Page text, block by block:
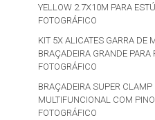
YELLOW 2.7X10M PARA
FOTOGRÁFICO
KIT 5X ALICATES GARRA DE
BRAÇADEIRA GRANDE PARA
FOTOGRÁFICO
BRAÇADEIRA SUPER
MULTIFUNCIONAL COM
FOTOGRÁFICO